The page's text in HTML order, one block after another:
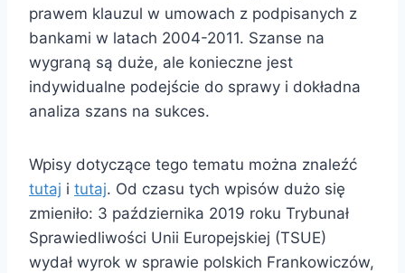
prawem klauzul w umowach z podpisanych z
bankami w latach 2004-2011. Szanse na
wygraną są duże, ale konieczne jest
indywidualne podejście do sprawy i dokładna
analiza szans na sukces.
Wpisy dotyczące tego tematu można znaleźć
tutaj i tutaj. Od czasu tych wpisów dużo się
zmieniło: 3 października 2019 roku Trybunał
Sprawiedliwości Unii Europejskiej (TSUE)
wydał wyrok w sprawie polskich Frankowiczów,